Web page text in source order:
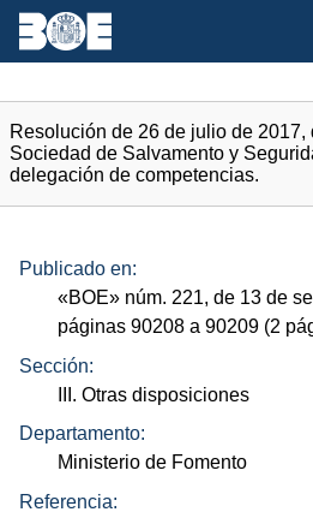
Resolución de 26 de julio de
Sociedad de Salvamento y
delegación de competencias.
Publicado en:
«BOE» núm. 221, de 13 de
páginas 90208 a 90209 (2
Sección:
III. Otras disposiciones
Departamento:
Ministerio de Fomento
Referencia: